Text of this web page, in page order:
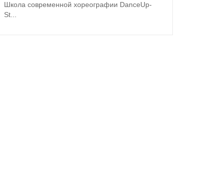
Школа современной хореографии DanceUp-
St...